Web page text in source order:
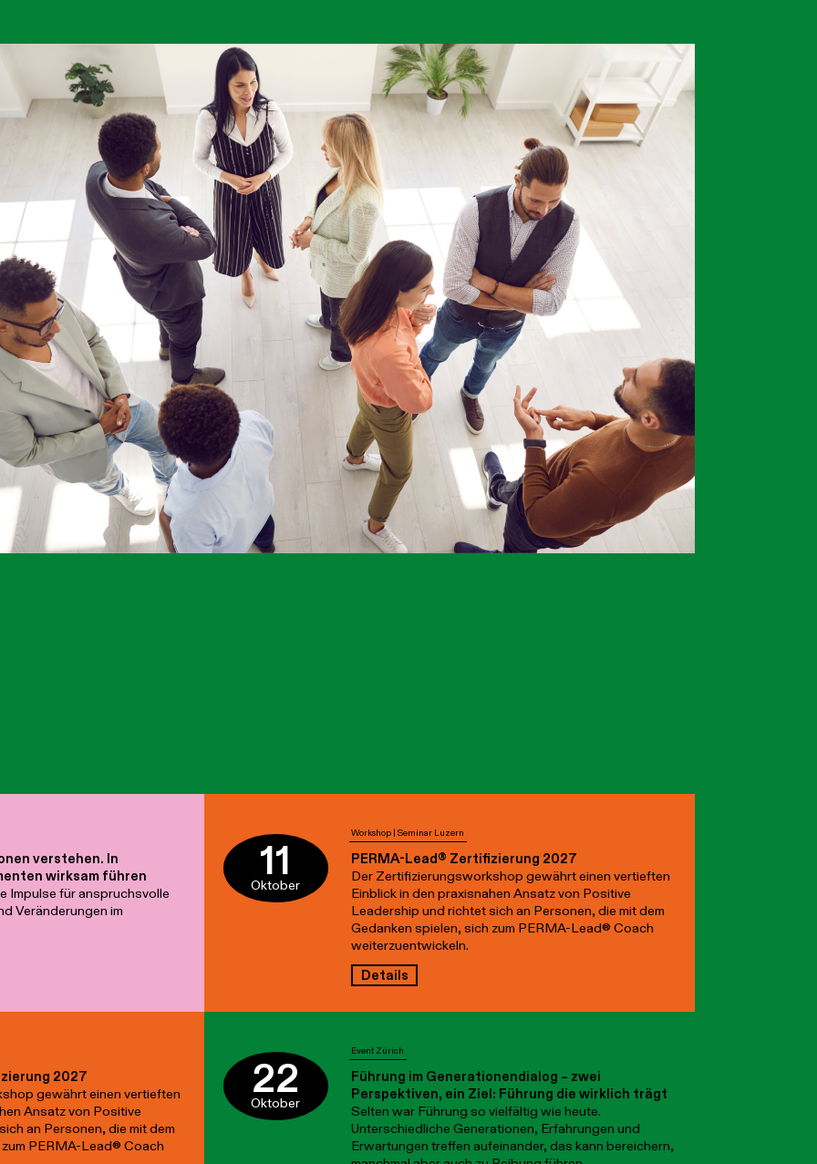
verstehen. In
wirksam führen
Impulse für anspruchsvolle
Veränderungen im
11
Oktober
Workshop | Seminar Luzern
PERMA-Lead® Zertifizierung 2027
Der Zertifizierungsworkshop gewährt einen vertieften
Einblick in den praxisnahen Ansatz von Positive
Leadership und richtet sich an Personen, die mit dem
Gedanken spielen, sich zum PERMA-Lead® Coach
weiterzuentwickeln.
Details
2027
gewährt einen vertieften
Ansatz von Positive
an Personen, die mit dem
PERMA-Lead® Coach
22
Oktober
Event Zürich
Führung im Generationendialog – zwei
Perspektiven, ein Ziel: Führung die wirklich trägt
Selten war Führung so vielfältig wie heute.
Unterschiedliche Generationen, Erfahrungen und
Erwartungen treffen aufeinander, das kann bereichern,